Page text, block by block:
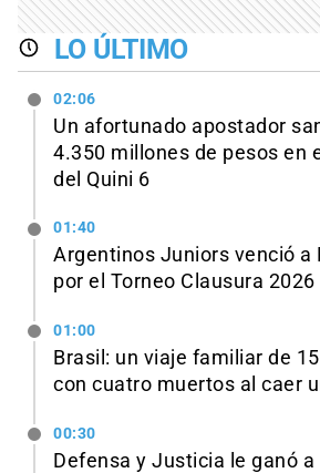
LO ÚLTIMO
02:06
Un afortunado apostador
4.350 millones de pesos en
del Quini 6
01:40
Argentinos Juniors venció a
por el Torneo Clausura 2026
01:00
Brasil: un viaje familiar de
con cuatro muertos al caer
00:30
Defensa y Justicia le ganó a